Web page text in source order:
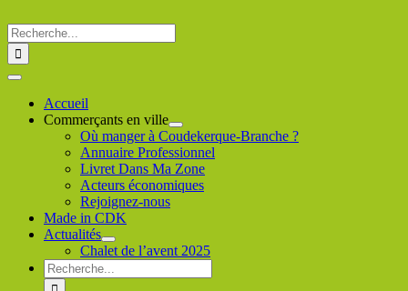
au
contenu
Rechercher
:
Toggle
NavigationAccueil
Commerçants en ville
Où manger à Coudekerque-Branche ?
Annuaire Professionnel
Livret Dans Ma Zone
Acteurs économiques
Rejoignez-nous
Made in CDK
Actualités
Chalet de l’avent 2025
Rechercher
: